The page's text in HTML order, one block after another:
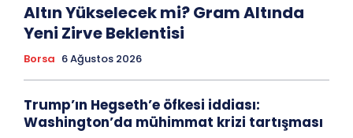
Altın Yükselecek mi? Gram Altında
Yeni Zirve Beklentisi
Borsa 6 Ağustos 2026
Trump’ın Hegseth’e öfkesi iddiası:
Washington’da mühimmat krizi tartışması